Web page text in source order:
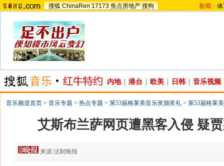
搜狐 ChinaRen 17173 焦点房地产 搜狗 新闻 -
内地 港台 欧美 日韩 音乐视频
音乐频道首页 > 音乐专题 > 热点专题 > 第53届格莱美音乐奖颁奖礼 > 第53届格莱
艾斯布兰萨网页遭黑客入侵 疑
来源:法制晚报